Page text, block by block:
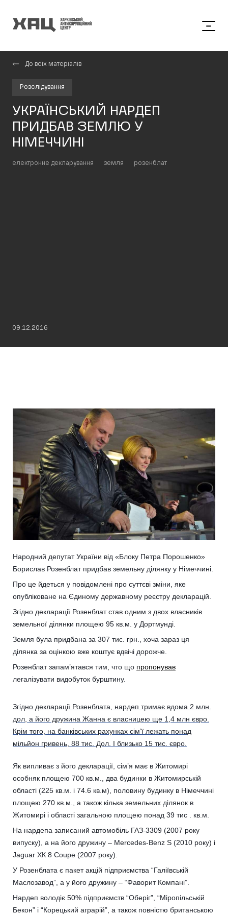
До всіх матеріалів
Розслідування
УКРАЇНСЬКИЙ НАРДЕП
ПРИДБАВ ЗЕМЛЮ У
НІМЕЧЧИНІ
електронне декларування земля розенблат
09.12.2016
Народний депутат України від «Блоку Петра Порошенко»
Борислав Розенблат придбав земельну ділянку у Німеччині.
Про це йдеться у повідомлені про суттєві зміни, яке
опубліковане на Єдиному державному реєстру декларацій.
Згідно декларації Розенблат став одним з двох власників
земельної ділянки площею 95 кв.м. у Дортмунді.
Земля була придбана за 307 тис. грн., хоча зараз ця
ділянка за оцінкою вже коштує вдвічі дорожче.
Розенблат запам’ятався тим, что що пропонував
легалізувати видобуток бурштину.
Згідно декларації Розенблата, нардеп тримає вдома 2 млн.
дол, а його дружина Жанна є власницею ще 1,4 млн євро.
Крім того, на банківських рахунках сім’ї лежать понад
мільйон гривень, 88 тис. Дол. І близько 15 тис. євро.
Як випливає з його декларації, сім’я має в Житомирі
особняк площею 700 кв.м., два будинки в Житомирській
області (225 кв.м. і 74.6 кв.м), половину будинку в Німеччині
площею 270 кв.м., а також кілька земельних ділянок в
Житомирі і області загальною площею понад 39 тис . кв.м.
На нардепа записаний автомобіль ГАЗ-3309 (2007 року
випуску), а на його дружину – Mercedes-Benz S (2010 року) і
Jaguar XК 8 Coupe (2007 року).
У Розенблата є пакет акцій підприємства “Галіївській
Маслозавод”, а у його дружину – “Фаворит Компані”.
Нардеп володіє 50% підприємств “Оберіг”, “Міропільській
Бекон” і “Корецький аграрій”, а також повністю британською